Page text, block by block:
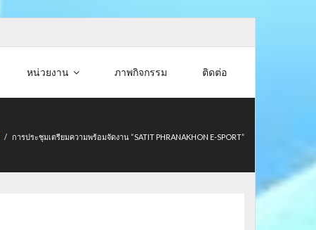
หน่วยงาน ภาพกิจกรรม ติดต่อ
/ การประชุมเตรียมความพร้อมจัดงาน “SATIT PHRANAKHON E-SPORT”